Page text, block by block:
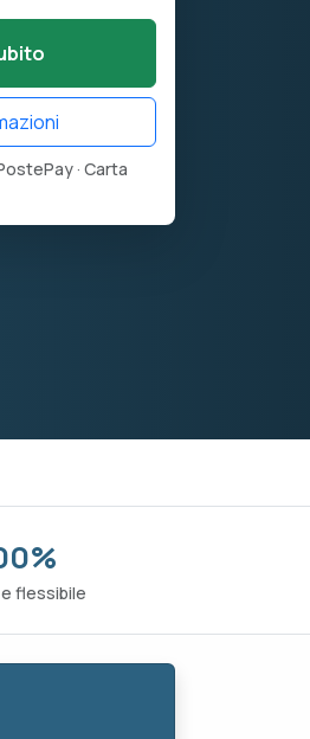
· Carta
flessibile